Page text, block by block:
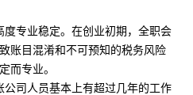
专业稳定。在创业初期，全职会
账目混淆和不可预知的税务风险
而专业。
司人员基本上有超过几年的工作